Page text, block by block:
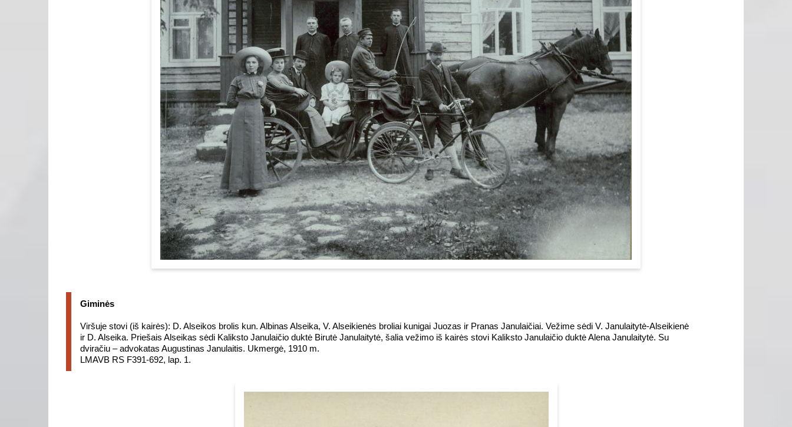
Giminės
Viršuje stovi (iš kairės): D. Alseikos brolis kun. Albinas Alseika, V. Alseikienės broliai kunigai Juozas ir Pranas Janulaičiai. Vežime sėdi V. Janulaitytė-Alseikienė
ir D. Alseika. Priešais Alseikas sėdi Kaliksto Janulaičio duktė Birutė Janulaitytė, šalia vežimo iš kairės stovi Kaliksto Janulaičio duktė Alena Janulaitytė. Su
dviračiu – advokatas Augustinas Janulaitis. Ukmergė, 1910 m.
LMAVB RS F391-692, lap. 1.